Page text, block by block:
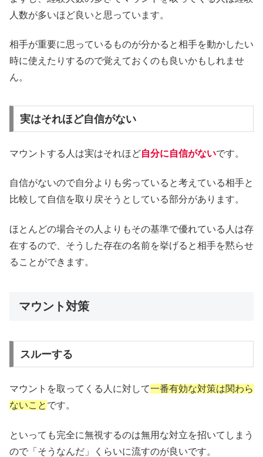
人数が多いほど良いと思っています。
相手が重要に思っているものが分かると相手を動かしたい
時に使えたりするので覚えておくのも良いかもしれませ
ん。
実はそれほど自信がない
マウントする人は実はそれほど自分に自信がないです。
自信がないので自分よりも劣っていると考えている相手と
比較して自信を取り戻そうとしている部分があります。
ほとんどの場合その人よりもその基準で優れている人は存
在するので、そうした存在の名前を挙げると相手を黙らせ
ることができます。
マウント対策
スルーする
マウントを取ってくる人に対して一番有効な対策は関わら
ないこと です。
といっても完全に無視するのは無用な対立を招いてしまう
ので「そうなんだ」くらいに流すのが良いです。